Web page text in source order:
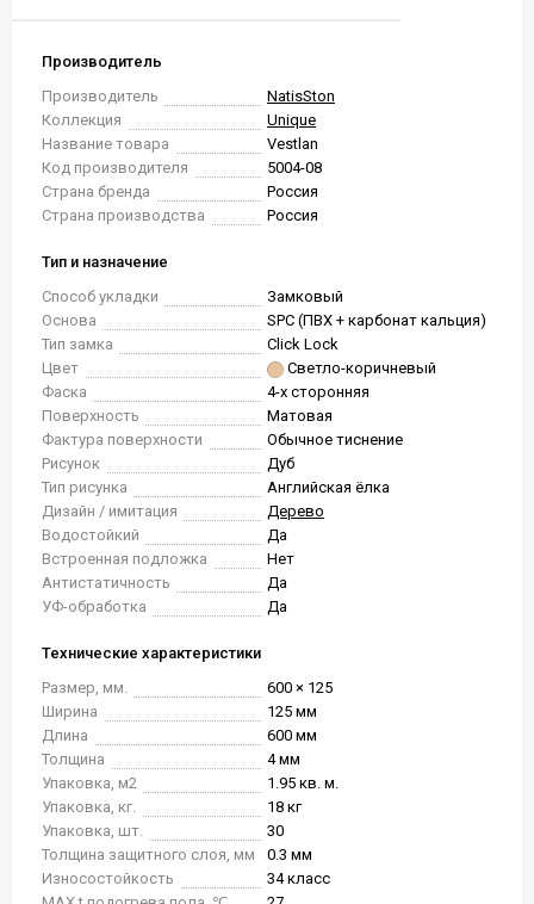
Производитель
Производитель
NatisSton
Коллекция
Unique
Название товара
Vestlan
Код производителя
5004-08
Страна бренда
Россия
Страна производства
Россия
Тип и назначение
Способ укладки
Замковый
Основа
SPC (ПВХ + карбонат кальция)
Тип замка
Click Lock
Цвет
Светло-коричневый
Фаска
4-х сторонняя
Поверхность
Матовая
Фактура поверхности
Обычное тиснение
Рисунок
Дуб
Тип рисунка
Английская ёлка
Дизайн / имитация
Дерево
Водостойкий
Да
Встроенная подложка
Нет
Антистатичность
Да
УФ-обработка
Да
Технические характеристики
Размер, мм.
600 × 125
Ширина
125 мм
Длина
600 мм
Толщина
4 мм
Упаковка, м2
1.95 кв. м.
Упаковка, кг.
18 кг
Упаковка, шт.
30
Толщина защитного слоя, мм
0.3 мм
Износостойкость
34 класс